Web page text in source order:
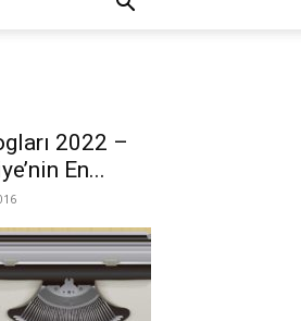
2022 –
En...